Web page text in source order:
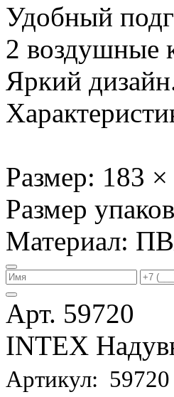
Удобный
2 воздушные
Яркий
Размер: 183
Размер
Материал:
Арт. 59720
INTEX
Артикул: 59720